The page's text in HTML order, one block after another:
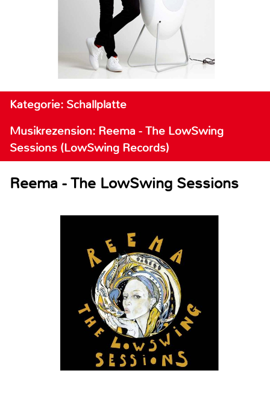
Kategorie: Schallplatte
Musikrezension: Reema - The LowSwing
Sessions (LowSwing Records)
Reema - The LowSwing Sessions